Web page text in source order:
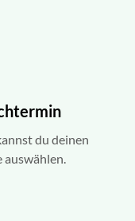
du deinen
auswählen.